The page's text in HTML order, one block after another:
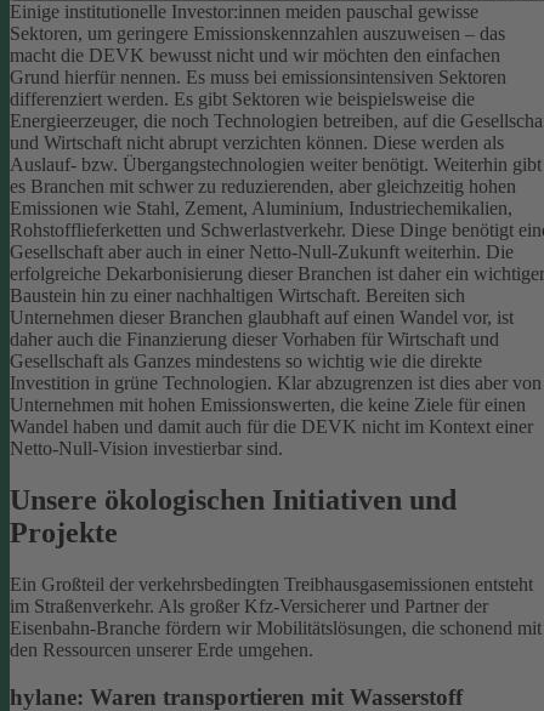
Einige institutionelle Investor:innen meiden pauschal gewisse
Sektoren, um geringere Emissionskennzahlen auszuweisen – das
macht die DEVK bewusst nicht und wir möchten den einfachen
Grund hierfür nennen. Es muss bei emissionsintensiven Sektoren
differenziert werden. Es gibt Sektoren wie beispielsweise die
Energieerzeuger, die noch Technologien betreiben, auf die
und Wirtschaft nicht abrupt verzichten können. Diese werden als
Auslauf- bzw. Übergangstechnologien weiter benötigt. Weiterhin gibt
es Branchen mit schwer zu reduzierenden, aber gleichzeitig hohen
Emissionen wie Stahl, Zement, Aluminium, Industriechemikalien,
Rohstofflieferketten und Schwerlastverkehr. Diese Dinge benötigt
Gesellschaft aber auch in einer Netto-Null-Zukunft weiterhin. Die
erfolgreiche Dekarbonisierung dieser Branchen ist daher ein wichtiger
Baustein hin zu einer nachhaltigen Wirtschaft. Bereiten sich
Unternehmen dieser Branchen glaubhaft auf einen Wandel vor, ist
daher auch die Finanzierung dieser Vorhaben für Wirtschaft und
Gesellschaft als Ganzes mindestens so wichtig wie die direkte
Investition in grüne Technologien. Klar abzugrenzen ist dies aber von
Unternehmen mit hohen Emissionswerten, die keine Ziele für einen
Wandel haben und damit auch für die DEVK nicht im Kontext einer
Netto-Null-Vision investierbar sind.
Unsere ökologischen Initiativen und
Projekte
Ein Großteil der verkehrsbedingten Treibhausgasemissionen entsteht
im Straßenverkehr. Als großer Kfz-Versicherer und Partner der
Eisenbahn-Branche fördern wir Mobilitätslösungen, die schonend mit
den Ressourcen unserer Erde umgehen.
hylane: Waren transportieren mit Wasserstoff